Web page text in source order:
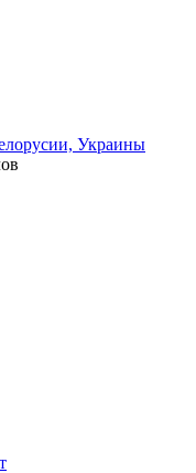
Украины